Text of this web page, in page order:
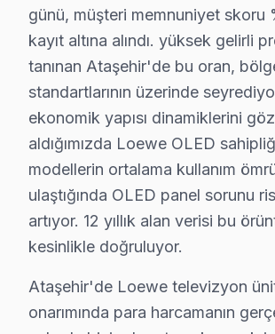
Neden: Loewe'nin
Maliyet: Panel değişimi
En Çok Etkilenen Modeller:
2.Anakart Sorunu
Belirtisi: Cihazın açılmaması
Neden: Yüksek sıcaklıklar ve
Maliyet: Anakart değişimi için
En Çok Etkilenen Modeller:
3.Güç Kartı Problemi
Belirtisi: Televizyonun
Neden: Güç kartındaki
Maliyet: Güç kartı değişimi
En Çok Etkilenen Modeller:
günü, müşteri memnuniyet skoru
kayıt altına alındı. yüksek gelirli
tanınan Ataşehir'de bu oran,
standartlarının üzerinde
ekonomik yapısı dinamiklerini
aldığımızda Loewe OLED
modellerin ortalama kullanım
ulaştığında OLED panel sorunu
artıyor. 12 yıllık alan verisi bu
kesinlikle doğruluyor.
Ataşehir'de Loewe televizyon
onarımında para harcamanın